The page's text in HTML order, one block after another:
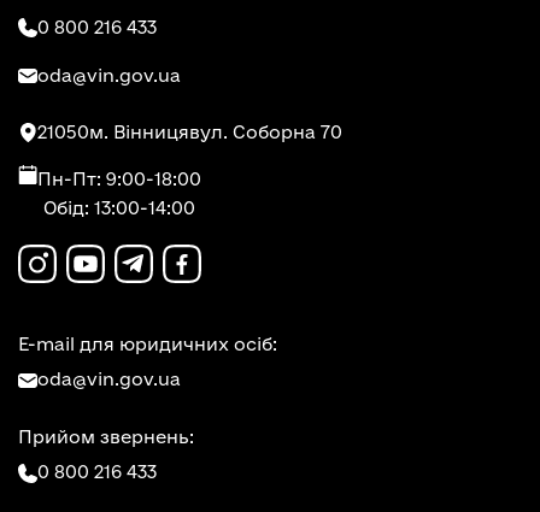
0 800 216 433
oda@vin.gov.ua
21050м. Вінницявул. Соборна 70
Пн-Пт: 9:00-18:00
Обід: 13:00-14:00
E-mail для юридичних осіб:
oda@vin.gov.ua
Прийом звернень:
0 800 216 433